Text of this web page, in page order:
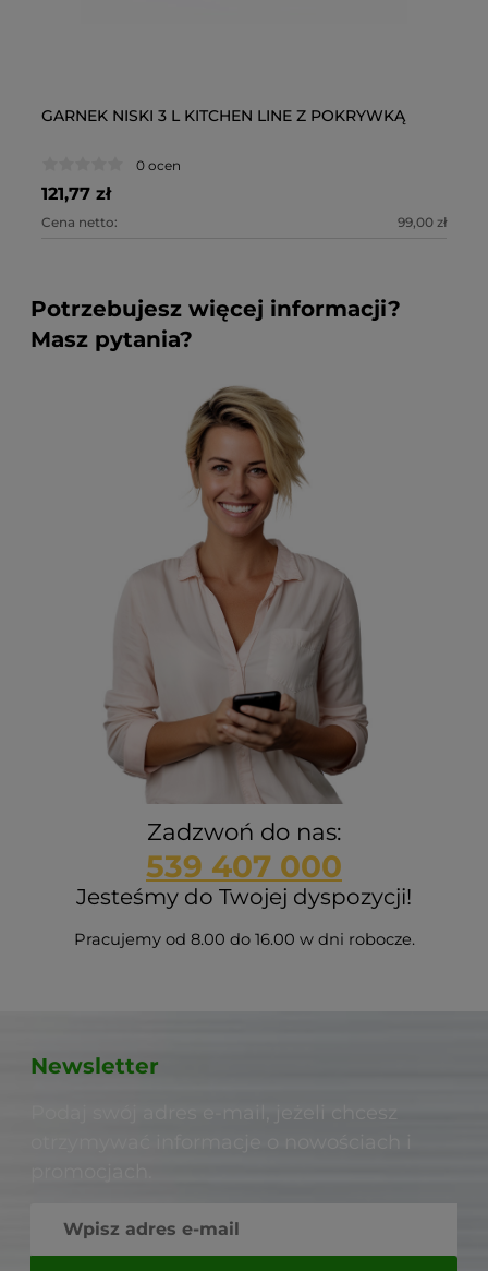
GARNEK NISKI 3 L KITCHEN LINE Z POKRYWKĄ
0 ocen
121,77 zł
Cena netto: 99,00 zł
Potrzebujesz więcej informacji?
Masz pytania?
Zadzwoń do nas:
539 407 000
Jesteśmy do Twojej dyspozycji!
Pracujemy od 8.00 do 16.00 w dni robocze.
Newsletter